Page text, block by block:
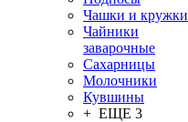
Чашки и кружки
Чайники
заварочные
Сахарницы
Молочники
Кувшины
+ ЕЩЕ 3